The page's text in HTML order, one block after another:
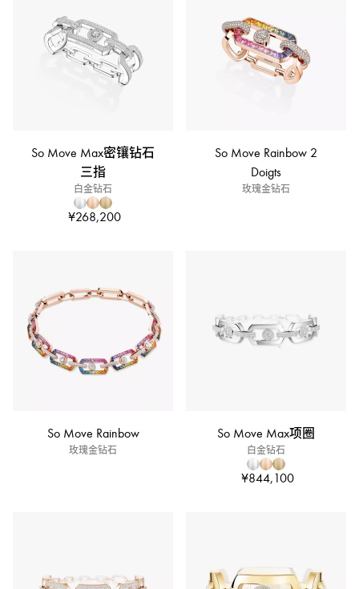
So Move Max密镶钻石
三指
白金钻石
¥268,200
So Move Rainbow 2
Doigts
玫瑰金钻石
So Move Rainbow
玫瑰金钻石
So Move Max项圈
白金钻石
¥844,100